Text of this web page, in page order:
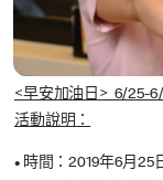
<早安加油日> 6/25-
活動說明：
• 時間：2019年6月